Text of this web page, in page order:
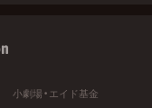
小劇場・エイド基金